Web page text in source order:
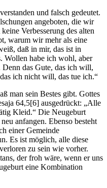
und falsch gedeutet.
angeboten, die wir
Verbesserung des alten
warum wir mehr als eine
daß in mir, das ist in
Wollen habe ich wohl, aber
das Gute, das ich will,
ich nicht will, das tue ich.“
man sein Bestes gibt. Gottes
64,5[6] ausgedrückt: „Alle
Kleid.“ Die Neugeburt
anfangen. Ebenso besteht
einer Gemeinde
Es ist möglich, alle diese
zu sein wie vorher.
der froh wäre, wenn er uns
eine Kombination